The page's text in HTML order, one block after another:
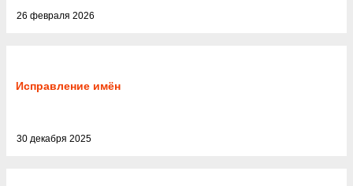
26 февраля 2026
Исправление имён
30 декабря 2025